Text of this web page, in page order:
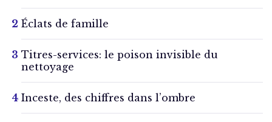
Éclats de famille
Titres-services: le poison invisible du
nettoyage
Inceste, des chiffres dans l’ombre